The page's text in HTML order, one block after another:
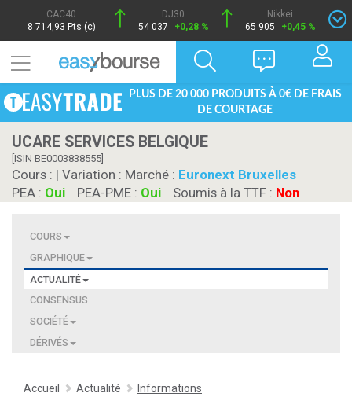
CAC40
8 714,93 Pts (c)
DJ30
54 037
+0,28 %
Nikkei
65 905
+0,45 %
PLUS DE 20 000 PRODUITS À 0€ DE FRAIS
DE COURTAGE
UCARE SERVICES BELGIQUE
[ISIN BE0003838555]
Cours : | Variation : Marché : Euronext Bruxelles
PEA : Oui PEA-PME : Oui Soumis à la TTF : Non
COURS
GRAPHIQUE
ACTUALITÉ
CONSENSUS
SOCIÉTÉ
DÉRIVÉS
Accueil Actualité Informations